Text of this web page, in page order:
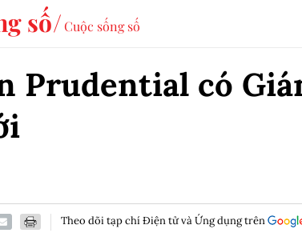
số Cuộc sống số
Prudential có
Theo dõi tạp chí Điện tử và Ứng dụng trên